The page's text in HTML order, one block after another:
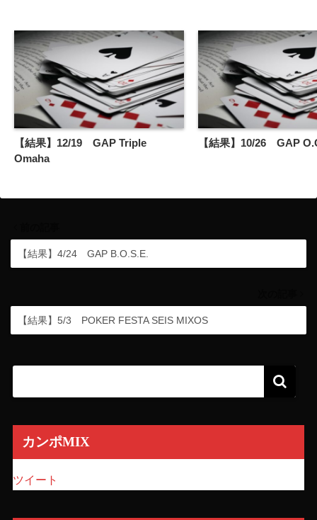
【結果】12/19 GAP Triple
Omaha
【結果】10/26 GAP
【結果】4/24 GAP B.O.S.E.
【結果】5/3 POKER FESTA SEIS MIXOS
カンポMIX
ツイート